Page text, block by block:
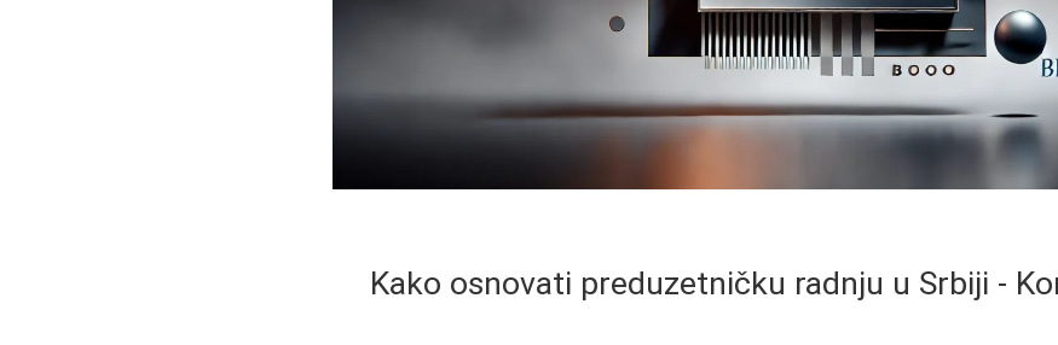
Kako osnovati preduzetničku radnju u Srbiji -